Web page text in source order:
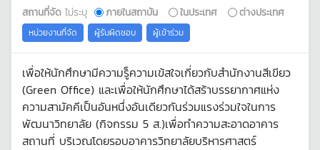
สถานที่จัด ไม่ระบุ ภายในสถาบัน ในประเทศ ต่างประเทศ
หน่วยงานที่จัด ผู้รับผิดชอบ ผู้เข้าร่วม
เพื่อให้นักศึกษามีความรู็ความเข้สใจเกี่ยวกับสำนักงานสีเขียว
(Green Office) และเพื่อให้นักศึกษาได้สร้าบรรยากาศแห่ง
ความสามัคคีเป็นอันหนึ่งอันเดียวกันร่วมแรงร่วมใจในการ
พัฒนาวิทยาลัย (กิจกรรม 5 ส.)เพื่อทำความสะอาดอาคาร
สถานที่ บริเวณโดยรอบอาคารวิทยาลัยบริหารศาสตร์